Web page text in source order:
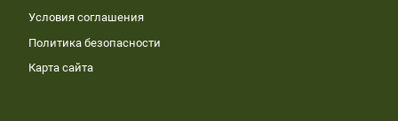
Условия соглашения
Политика безопасности
Карта сайта